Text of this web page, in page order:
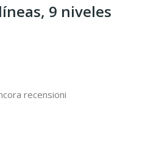
9 niveles
recensioni